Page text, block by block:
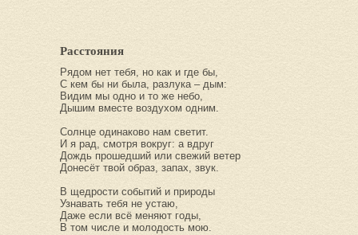
Расстояния
Рядом нет тебя, но как и где бы,
С кем бы ни была, разлука – дым:
Видим мы одно и то же небо,
Дышим вместе воздухом одним.
Солнце одинаково нам светит.
И я рад, смотря вокруг: а вдруг
Дождь прошедший или свежий ветер
Донесёт твой образ, запах, звук.
В щедрости событий и природы
Узнавать тебя не устаю,
Даже если всё меняют годы,
В том числе и молодость мою.